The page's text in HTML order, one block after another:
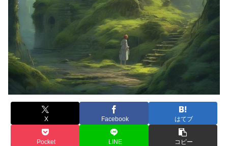
X Facebook はてブ
Pocket LINE コピー